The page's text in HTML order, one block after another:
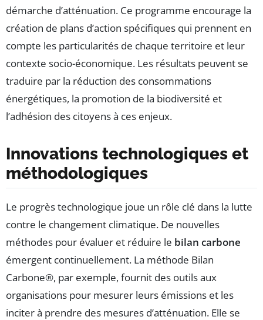
démarche d’atténuation. Ce programme encourage la
création de plans d’action spécifiques qui prennent en
compte les particularités de chaque territoire et leur
contexte socio-économique. Les résultats peuvent se
traduire par la réduction des consommations
énergétiques, la promotion de la biodiversité et
l’adhésion des citoyens à ces enjeux.
Innovations technologiques et
méthodologiques
Le progrès technologique joue un rôle clé dans la lutte
contre le changement climatique. De nouvelles
méthodes pour évaluer et réduire le bilan carbone
émergent continuellement. La méthode Bilan
Carbone®, par exemple, fournit des outils aux
organisations pour mesurer leurs émissions et les
inciter à prendre des mesures d’atténuation. Elle se